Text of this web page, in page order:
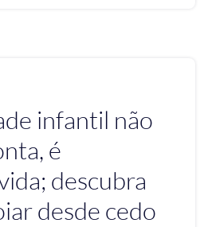
infantil não
é
descubra
desde cedo